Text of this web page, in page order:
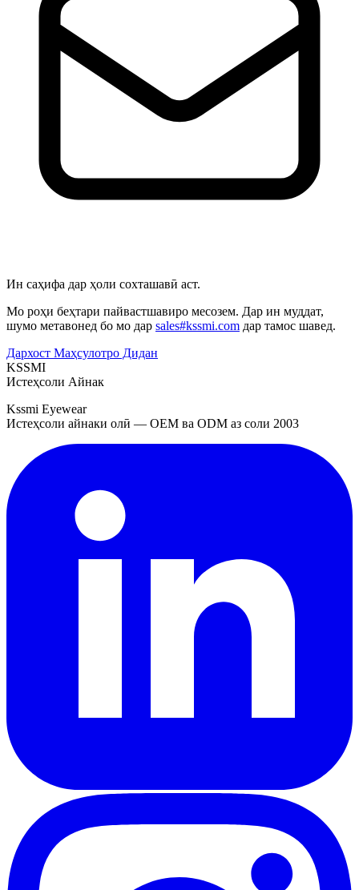
Ин саҳифа дар ҳоли сохташавӣ аст.
Мо роҳи беҳтари пайвастшавиро месозем. Дар ин муддат,
шумо метавонед бо мо дар sales#kssmi.com дар тамос шавед.
Дархост Маҳсулотро Дидан
KSSMI
Истеҳсоли Айнак
Kssmi Eyewear
Истеҳсоли айнаки олӣ — OEM ва ODM аз соли 2003